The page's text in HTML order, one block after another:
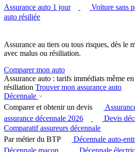
Assurance auto 1 jour
Voiture sans
auto résiliée
Assurance au tiers ou tous risques, dès
avec malus ou résiliation.
Comparer mon auto
Assurance auto : tarifs immédiats même
résiliation Trouver mon assurance auto
Décennale
Comparer et obtenir un devis
assurance décennale 2026
Devis
Comparatif assureurs décennale
Par métier du BTP
Décennale auto-
Décennale maçon
Décennale